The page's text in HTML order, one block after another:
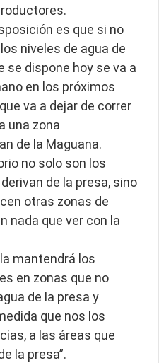
es que si no
niveles de agua de
se dispone hoy se va a
en los próximos
va a dejar de correr
una zona
de la Maguana.
no solo son los
de la presa, sino
otras zonas de
nada que ver con la
mantendrá los
en zonas que no
de la presa y
que nos los
a las áreas que
la presa”.